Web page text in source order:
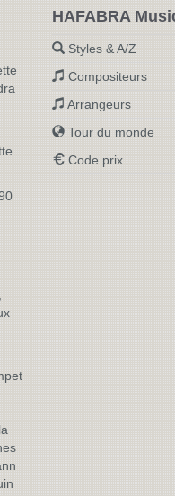
HAFABRA
Styles & A/Z
Compositeurs
Arrangeurs
Tour du monde
Code prix